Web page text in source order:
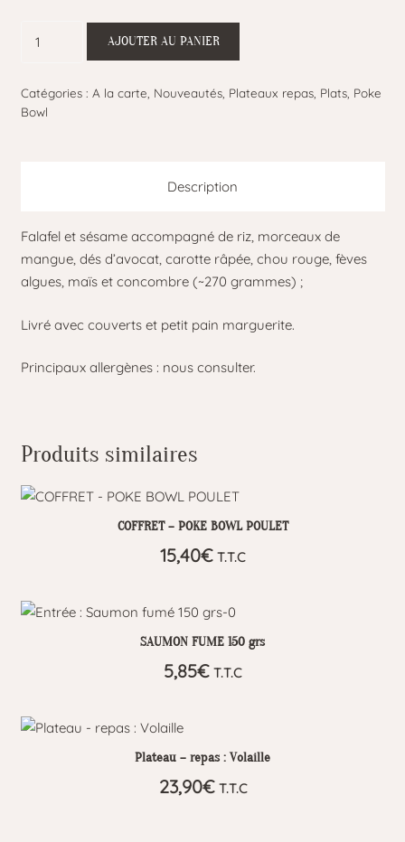
BOWL
VEGETARIEN
AJOUTER AU PANIER
Catégories : A la carte Nouveautés, Plateaux repas, Plats, Poke
Bowl
Description
Falafel et sésame accompagné de riz, morceaux de
mangue, dés d’avocat, carotte râpée, chou rouge, fèves
algues, maïs et concombre (~270 grammes) ;
Livré avec couverts et petit pain marguerite.
Principaux allergènes : nous consulter.
Produits similaires
COFFRET – POKE BOWL POULET
15,40€ T.T.C
SAUMON FUME 150 grs
5,85€ T.T.C
Plateau – repas : Volaille
23,90€ T.T.C